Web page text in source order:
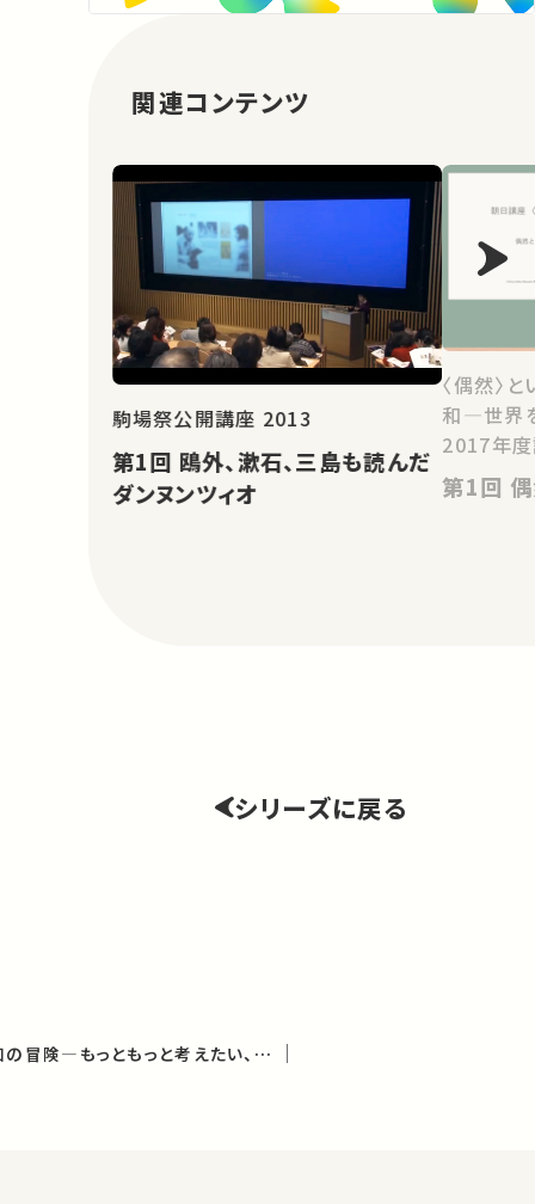
関連コンテンツ
駒場祭公開講座 2013
第1回 鴎外、漱石、三島も読んだ
ダンヌンツィオ
〈偶然〉
和―世界
2017年度
第
シリーズに戻る
知と幸福（朝日講座「知の冒険—もっともっと考えたい、世界は謎に満ちている」2012年度講義）